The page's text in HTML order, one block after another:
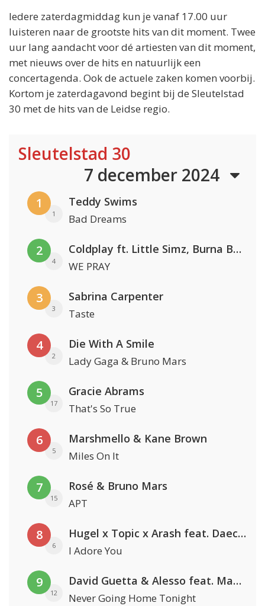
Iedere zaterdagmiddag kun je vanaf 17.00 uur
luisteren naar de grootste hits van dit moment. Twee
uur lang aandacht voor dé artiesten van dit moment,
met nieuws over de hits en natuurlijk een
concertagenda. Ook de actuele zaken komen voorbij.
Kortom je zaterdagavond begint bij de Sleutelstad
30 met de hits van de Leidse regio.
Sleutelstad 30
7 december 2024
1
1
Teddy Swims
Bad Dreams
2
4
Coldplay ft. Little Simz, Burna Boy, Elyanna & Tini
WE PRAY
3
3
Sabrina Carpenter
Taste
4
2
Die With A Smile
Lady Gaga & Bruno Mars
5
17
Gracie Abrams
That's So True
6
5
Marshmello & Kane Brown
Miles On It
7
15
Rosé & Bruno Mars
APT
8
6
Hugel x Topic x Arash feat. Daecolm
I Adore You
9
12
David Guetta & Alesso feat. Madison Love
Never Going Home Tonight